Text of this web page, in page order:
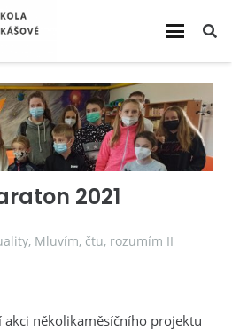
2021
, Mluvím, čtu, rozumím II
několikaměsíčního projektu